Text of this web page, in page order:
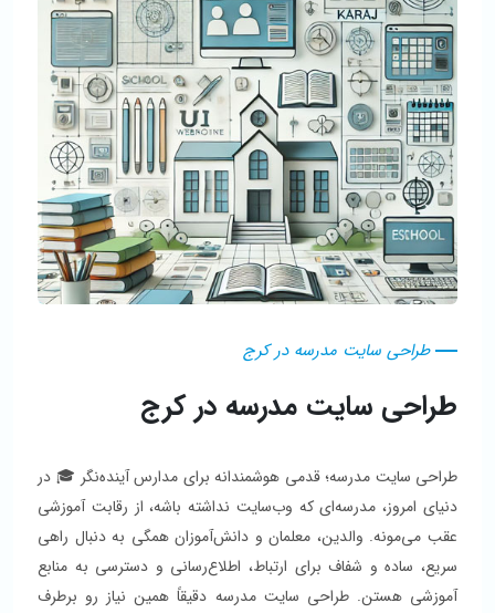
طراحی سایت مدرسه در کرج
طراحی سایت مدرسه در کرج
طراحی سایت مدرسه؛ قدمی هوشمندانه برای مدارس آینده‌نگر 🎓 در
دنیای امروز، مدرسه‌ای که وب‌سایت نداشته باشه، از رقابت آموزشی
عقب می‌مونه. والدین، معلمان و دانش‌آموزان همگی به دنبال راهی
سریع، ساده و شفاف برای ارتباط، اطلاع‌رسانی و دسترسی به منابع
آموزشی هستن. طراحی سایت مدرسه دقیقاً همین نیاز رو برطرف